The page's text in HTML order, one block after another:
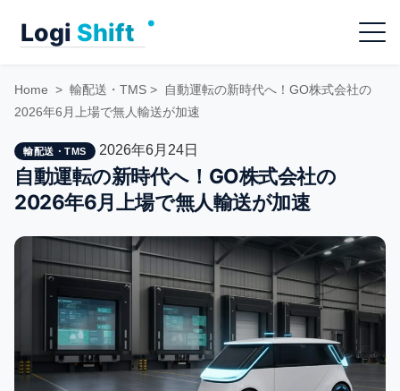
Menu
Home > 輸配送・TMS >
自動運転の新時代へ！GO株式会社の
2026年6月上場で無人輸送が加速
輸配送・TMS 2026年6月24日
自動運転の新時代へ！GO株式会社の
2026年6月上場で無人輸送が加速